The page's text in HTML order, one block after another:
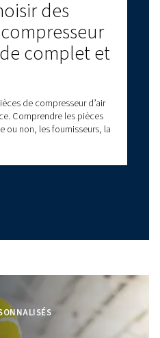
les
avec la
des
à vis
de vos
conseils d’experts en
préventifs, des pièces